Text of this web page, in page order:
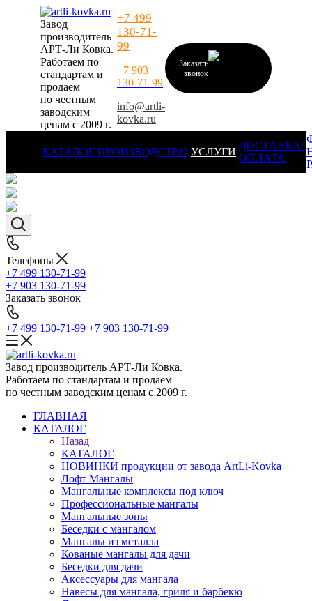
Завод
производитель
АРТ-Ли Ковка.
Работаем по
стандартам и
продаем
по честным
заводским
ценам с 2009 г.
+7 499
130-71-
99
+7 903
130-71-99
info@artli-
kovka.ru
Заказать
звонок
КАТАЛОГ ПРОИЗВОДСТВО УСЛУГИ
ДОСТАВКА/
ОПЛАТА
Телефоны
+7 499 130-71-99
+7 903 130-71-99
Заказать звонок
+7 499 130-71-99 +7 903 130-71-99
Завод производитель АРТ-Ли Ковка.
Работаем по стандартам и продаем
по честным заводским ценам с 2009 г.
ГЛАВНАЯ
КАТАЛОГ
Назад
КАТАЛОГ
НОВИНКИ продукции от завода ArtLi-Kovka
Лофт Мангалы
Мангальные комплексы под ключ
Профессиональные мангалы
Мангальные зоны
Беседки с мангалом
Мангалы из металла
Кованые мангалы для дачи
Беседки для дачи
Аксессуары для мангала
Навесы для мангала, гриля и барбекю